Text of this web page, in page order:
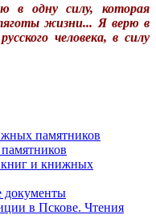
в одну силу, которая
жизни... Я верю в
человека, в силу
памятников
книг и книжных
документы
в Пскове. Чтения